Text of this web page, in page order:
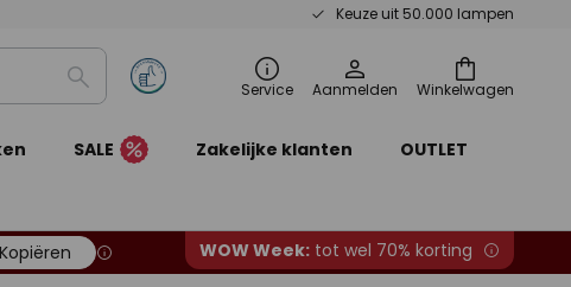
Keuze uit 50.000 lampen
Winkelwagen
Zoeken Service Aanmelden
SALE Zakelijke klanten OUTLET
Kopiëren WOW Week: tot wel 70% korting